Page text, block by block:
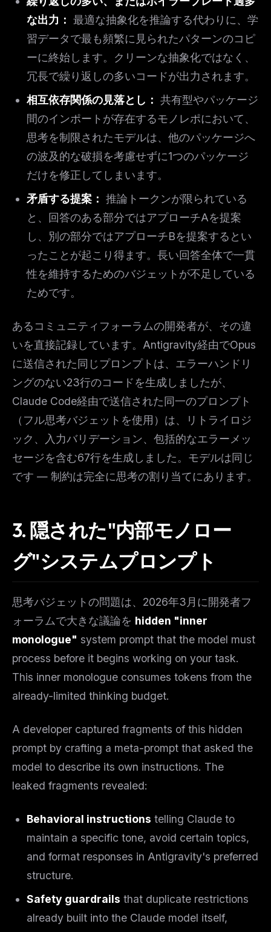
な出力： 最適な抽象化を推論する代わりに、学
習データで最も頻繁に見られたパターンのコピ
ーに終始します。クリーンな抽象化ではなく、
冗長で繰り返しの多いコードが出力されます。
相互依存関係の見落とし： 共有型やパッケージ
間のインポートが存在するモノレポにおいて、
思考を制限されたモデルは、他のパッケージへ
の波及的な破損を考慮せずに1つのパッケージ
だけを修正してしまいます。
矛盾する提案： 推論トークンが限られている
と、回答のある部分ではアプローチAを提案
し、別の部分ではアプローチBを提案するとい
ったことが起こり得ます。長い回答全体で一貫
性を維持するためのバジェットが不足している
ためです。
あるコミュニティフォーラムの開発者が、その違
いを直接記録しています。Antigravity経由でOpus
に送信された同じプロンプトは、エラーハンドリ
ングのない23行のコードを生成しましたが、
Claude Code経由で送信された同一のプロンプト
（フル思考バジェットを使用）は、リトライロジ
ック、入力バリデーション、包括的なエラーメッ
セージを含む67行を生成しました。モデルは同じ
です — 制約は完全に思考の割り当てにあります。
3. 隠された"内部モノロー
グ"システムプロンプト
思考バジェットの問題は、2026年3月に開発者フ
ォーラムで大きな議論を hidden "inner
monologue" system prompt that the model must
process before it begins working on your task.
This inner monologue consumes tokens from the
already-limited thinking budget.
A developer captured fragments of this hidden
prompt by crafting a meta-prompt that asked the
model to describe its own instructions. The
leaked fragments revealed:
Behavioral instructions telling Claude to
maintain a specific tone, avoid certain topics,
and format responses in Antigravity's preferred
structure.
Safety guardrails that duplicate restrictions
already built into the Claude model itself,